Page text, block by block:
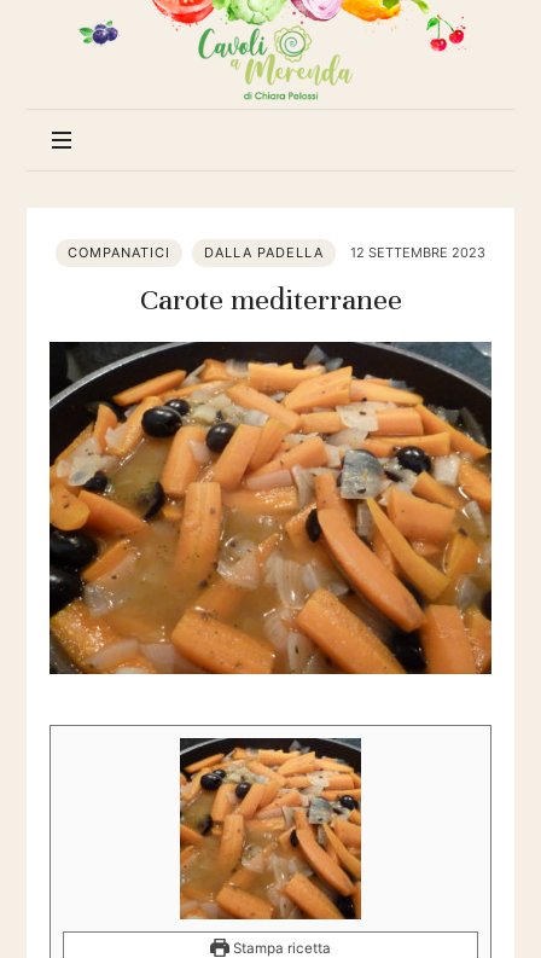
COMPANATICI DALLA PADELLA 12 SETTEMBRE 2023
Carote mediterranee
Stampa ricetta